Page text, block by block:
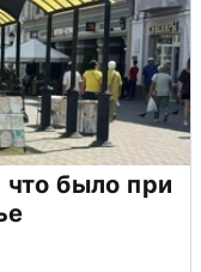
было при